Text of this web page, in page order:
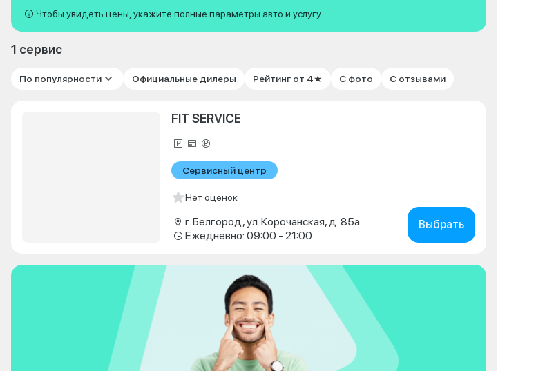
Чтобы увидеть цены, укажите полные параметры авто и услугу
1 сервис
По популярности Официальные дилеры Рейтинг от 4★ С фото С отзывами
FIT SERVICE
Сервисный центр
Нет оценок
г. Белгород, ул. Корочанская, д. 85а
Ежедневно: 09:00 - 21:00
Выбрать